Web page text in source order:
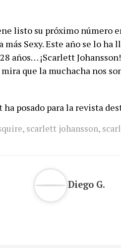
listo su próximo número
más Sexy. Este año se lo ha
años… ¡Scarlett
que la muchacha nos
posado para la revista
, scarlett johansson,
Diego G.